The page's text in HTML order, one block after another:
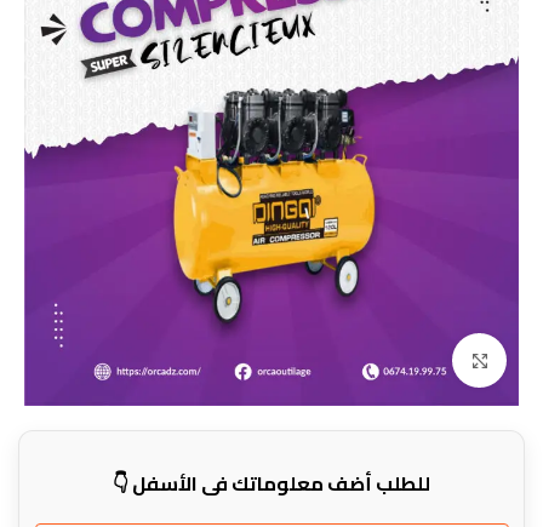
Click to enlarge
للطلب أضف معلوماتك في الأسفل 👇